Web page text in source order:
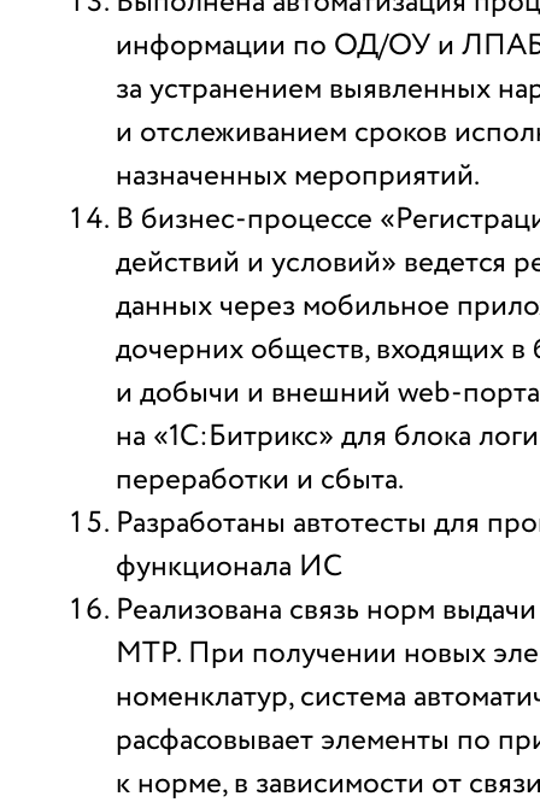
информации по ОД/ОУ и
за устранением выявленных
и отслеживанием сроков
назначенных мероприятий.
В бизнес-процессе
действий и условий» ведется
данных через мобильное
дочерних обществ, входящих в
и добычи и внешний web-
на «1С:Битрикс» для блока
переработки и сбыта.
Разработаны автотесты для
функционала ИС
Реализована связь норм
МТР. При получении новых
номенклатур, система
расфасовывает элементы по
к норме, в зависимости от